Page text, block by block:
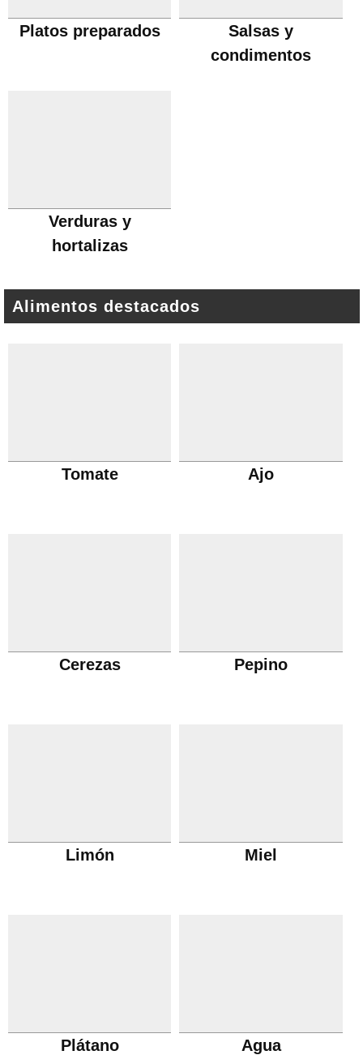
Platos preparados
Salsas y
condimentos
Verduras y
hortalizas
Alimentos destacados
Tomate Ajo
Cerezas Pepino
Limón Miel
Plátano Agua